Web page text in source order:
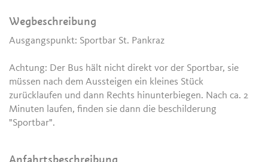
Wegbeschreibung
Ausgangspunkt: Sportbar St. Pankraz
Achtung: Der Bus hält nicht direkt vor der Sportbar, sie
müssen nach dem Aussteigen ein kleines Stück
zurücklaufen und dann Rechts hinunterbiegen. Nach ca. 2
Minuten laufen, finden sie dann die beschilderung
"Sportbar".
Anfahrtsbeschreibung